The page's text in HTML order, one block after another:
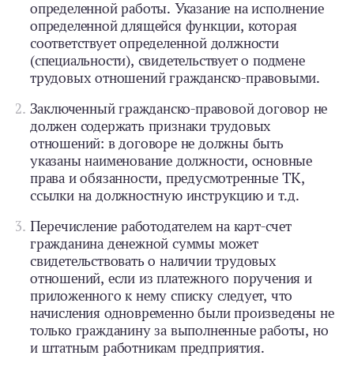
определенной работы. Указание на исполнение
определенной длящейся функции, которая
соответствует определенной должности
(специальности), свидетельствует о подмене
трудовых отношений гражданско-­правовыми.
Заключенный гражданско-­правовой договор не
должен содержать признаки трудовых
отношений: в договоре не должны быть
указаны наименование должности, основные
права и обязанности, предусмотренные ТК,
ссылки на должностную инструкцию и т. д.
Перечисление работодателем на карт-счет
гражданина денежной суммы может
свидетельствовать о наличии трудовых
отношений, если из платежного поручения и
приложенного к нему списку следует, что
начисления одновременно были произведены не
только гражданину за выполненные работы, но
и штатным работникам предприятия.